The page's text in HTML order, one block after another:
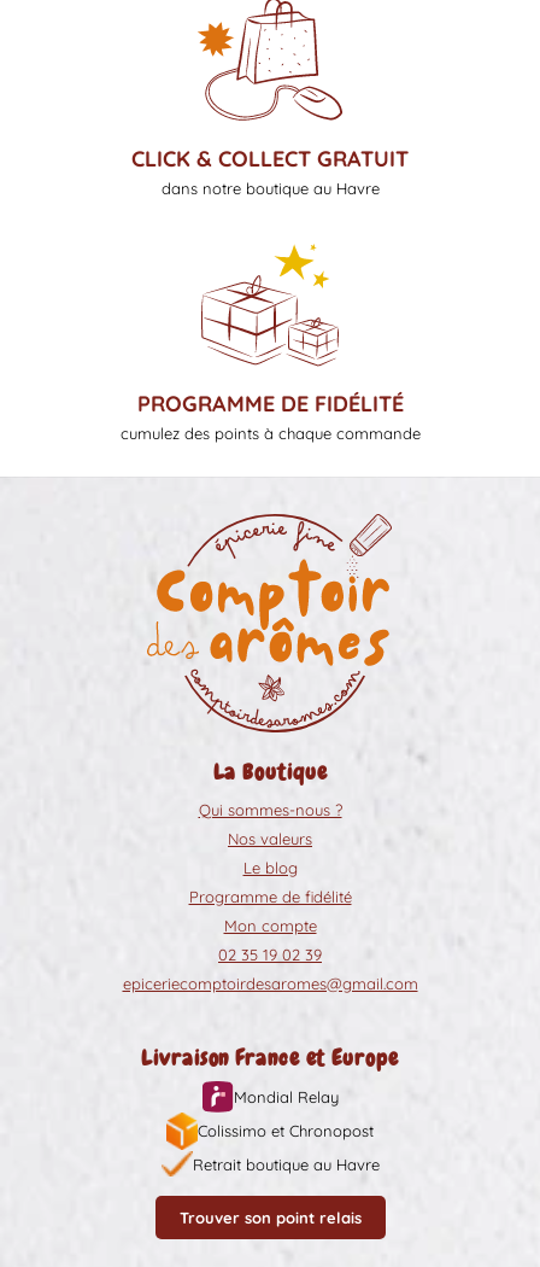
CLICK & COLLECT GRATUIT
dans notre boutique au Havre
PROGRAMME DE FIDÉLITÉ
cumulez des points à chaque commande
La Boutique
Qui sommes-nous ?
Nos valeurs
Le blog
Programme de fidélité
Mon compte
02 35 19 02 39
epiceriecomptoirdesaromes@gmail.com
Livraison France et Europe
Mondial Relay
Colissimo et Chronopost
Retrait boutique au Havre
Trouver son point relais